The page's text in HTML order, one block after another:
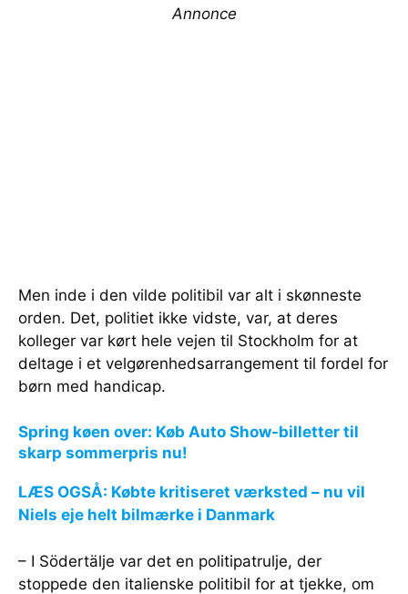
Annonce
Men inde i den vilde politibil var alt i skønneste
orden. Det, politiet ikke vidste, var, at deres
kolleger var kørt hele vejen til Stockholm for at
deltage i et velgørenhedsarrangement til fordel for
børn med handicap.
Spring køen over: Køb Auto Show-billetter til
skarp sommerpris nu!
LÆS OGSÅ: Købte kritiseret værksted – nu vil
Niels eje helt bilmærke i Danmark
– I Södertälje var det en politipatrulje, der
stoppede den italienske politibil for at tjekke, om